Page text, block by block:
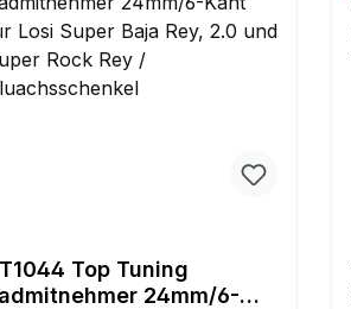
Top Tuning
24mm/6-